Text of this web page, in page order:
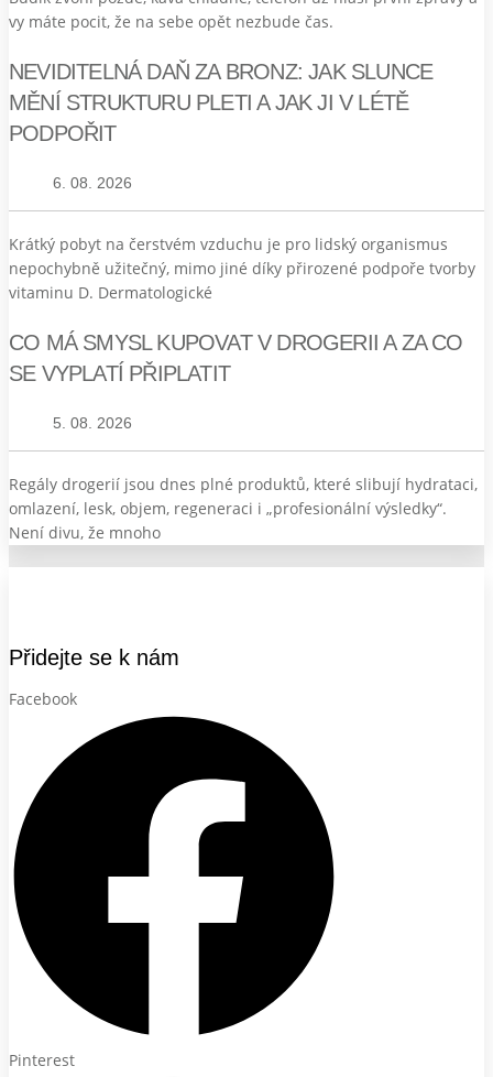
vy máte pocit, že na sebe opět nezbude čas.
NEVIDITELNÁ DAŇ ZA BRONZ: JAK SLUNCE
MĚNÍ STRUKTURU PLETI A JAK JI V LÉTĚ
PODPOŘIT
6. 08. 2026
Krátký pobyt na čerstvém vzduchu je pro lidský organismus
nepochybně užitečný, mimo jiné díky přirozené podpoře tvorby
vitaminu D. Dermatologické
CO MÁ SMYSL KUPOVAT V DROGERII A ZA CO
SE VYPLATÍ PŘIPLATIT
5. 08. 2026
Regály drogerií jsou dnes plné produktů, které slibují hydrataci,
omlazení, lesk, objem, regeneraci i „profesionální výsledky“.
Není divu, že mnoho
Přidejte se k nám
Facebook
Pinterest